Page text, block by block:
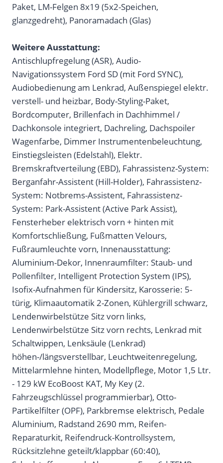
Paket, LM-Felgen 8x19 (5x2-Speichen,
glanzgedreht), Panoramadach (Glas)
Weitere Ausstattung:
Antischlupfregelung (ASR), Audio-
Navigationssystem Ford SD (mit Ford SYNC),
Audiobedienung am Lenkrad, Außenspiegel elektr.
verstell- und heizbar, Body-Styling-Paket,
Bordcomputer, Brillenfach in Dachhimmel /
Dachkonsole integriert, Dachreling, Dachspoiler
Wagenfarbe, Dimmer Instrumentenbeleuchtung,
Einstiegsleisten (Edelstahl), Elektr.
Bremskraftverteilung (EBD), Fahrassistenz-System:
Berganfahr-Assistent (Hill-Holder), Fahrassistenz-
System: Notbrems-Assistent, Fahrassistenz-
System: Park-Assistent (Active Park Assist),
Fensterheber elektrisch vorn + hinten mit
Komfortschließung, Fußmatten Velours,
Fußraumleuchte vorn, Innenausstattung:
Aluminium-Dekor, Innenraumfilter: Staub- und
Pollenfilter, Intelligent Protection System (IPS),
Isofix-Aufnahmen für Kindersitz, Karosserie: 5-
türig, Klimaautomatik 2-Zonen, Kühlergrill schwarz,
Lendenwirbelstütze Sitz vorn links,
Lendenwirbelstütze Sitz vorn rechts, Lenkrad mit
Schaltwippen, Lenksäule (Lenkrad)
höhen-/längsverstellbar, Leuchtweitenregelung,
Mittelarmlehne hinten, Modellpflege, Motor 1,5 Ltr.
- 129 kW EcoBoost KAT, My Key (2.
Fahrzeugschlüssel programmierbar), Otto-
Partikelfilter (OPF), Parkbremse elektrisch, Pedale
Aluminium, Radstand 2690 mm, Reifen-
Reparaturkit, Reifendruck-Kontrollsystem,
Rücksitzlehne geteilt/klappbar (60:40),